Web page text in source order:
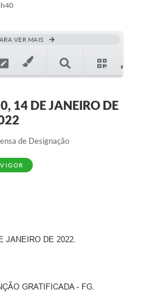
VER MAIS
14 DE JANEIRO DE
de Designação
JANEIRO DE 2022.
GRATIFICADA - FG.